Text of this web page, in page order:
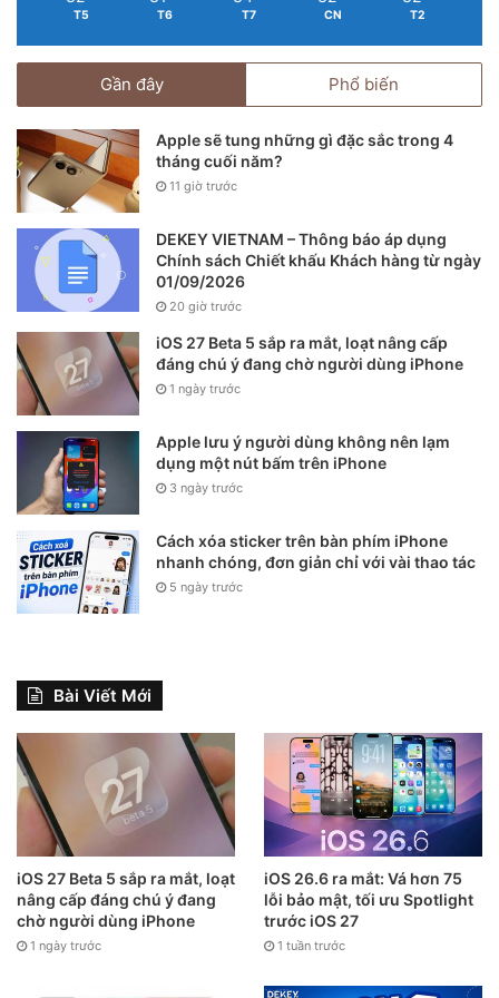
iPhone 13 Pro và iPhone 12 Pro.
Tại thị trường Việt Nam, chưa rõ khi nào dòng iPhone 13 về
theo đường chính hãng. Khách hàng có thể đặt trước tại
nhiều hệ thống bán lẻ chính hãng với giá từ 21,99 triệu
đồng.
T5 T6 T7 CN T2
Gần đây Phổ biến
Apple sẽ tung những gì đặc sắc trong 4
tháng cuối năm?
11 giờ trước
DEKEY VIETNAM – Thông báo áp dụng
Chính sách Chiết khấu Khách hàng từ ngày
01/09/2026
20 giờ trước
iOS 27 Beta 5 sắp ra mắt, loạt nâng cấp
đáng chú ý đang chờ người dùng iPhone
1 ngày trước
Apple lưu ý người dùng không nên lạm
dụng một nút bấm trên iPhone
3 ngày trước
Cách xóa sticker trên bàn phím iPhone
nhanh chóng, đơn giản chỉ với vài thao tác
5 ngày trước
Bài Viết Mới
iOS 27 Beta 5 sắp ra mắt, loạt
nâng cấp đáng chú ý đang
chờ người dùng iPhone
1 ngày trước
iOS 26.6 ra mắt: Vá hơn 75
lỗi bảo mật, tối ưu Spotlight
trước iOS 27
1 tuần trước